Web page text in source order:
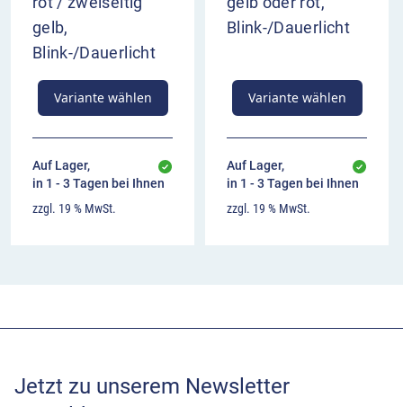
gelb,
Blink-/Dauerlicht
Variante wählen
Auf Lager,
in 1 - 3 Tagen bei Ihnen
zzgl. 19 % MwSt.
Blink-/Dauerlicht
Variante wählen
Auf Lager,
in 1 - 3 Tagen bei Ihnen
zzgl. 19 % MwSt.
Jetzt zu unserem Newsletter